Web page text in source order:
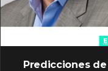
Predicciones